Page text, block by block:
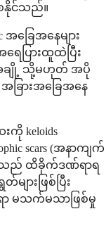
နိုင်သည်။
ခြေအနေများ
ပြားထူထဲပြီး
းအချို့ သို့မဟုတ် အပို
ခြားအခြေအနေ
ကို keloids
scars (အနာကျက်
သည် ထိခိုက်ဒဏ်ရာရ
ျားဖြစ်ပြီး
ာ မသက်မသာဖြစ်မှု